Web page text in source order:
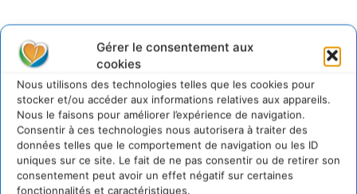
Gérer le consentement aux
cookies
Nous utilisons des technologies telles que les cookies pour
stocker et/ou accéder aux informations relatives aux appareils.
Nous le faisons pour améliorer l’expérience de navigation.
Consentir à ces technologies nous autorisera à traiter des
données telles que le comportement de navigation ou les ID
uniques sur ce site. Le fait de ne pas consentir ou de retirer son
consentement peut avoir un effet négatif sur certaines
fonctionnalités et caractéristiques.
– Source : http://www.ouvertures.net/limiter-le-
rechauffement-climatique-a-2c-mission-impossible/
Etude PwC 2011 « Low Carbon
Economy Index »
L’augmentation des émissions de carbone des pays du